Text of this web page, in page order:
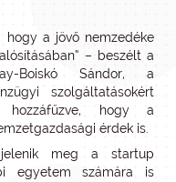
hogy a jövő nemzedéke
– beszélt a
Boiskó Sándor, a
szolgáltatásokért
hozzáfűzve, hogy a
érdek is.
meg a startup
egyetem számára is